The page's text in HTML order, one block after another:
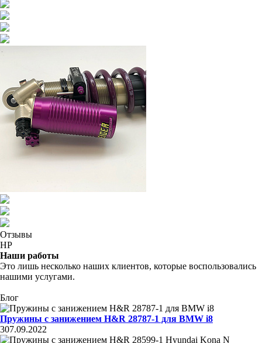
Отзывы
НР
Наши работы
Это лишь несколько наших клиентов, которые воспользовались
нашими услугами.
Блог
Пружины с занижением H&R 28787-1 для BMW i8
307.09.2022